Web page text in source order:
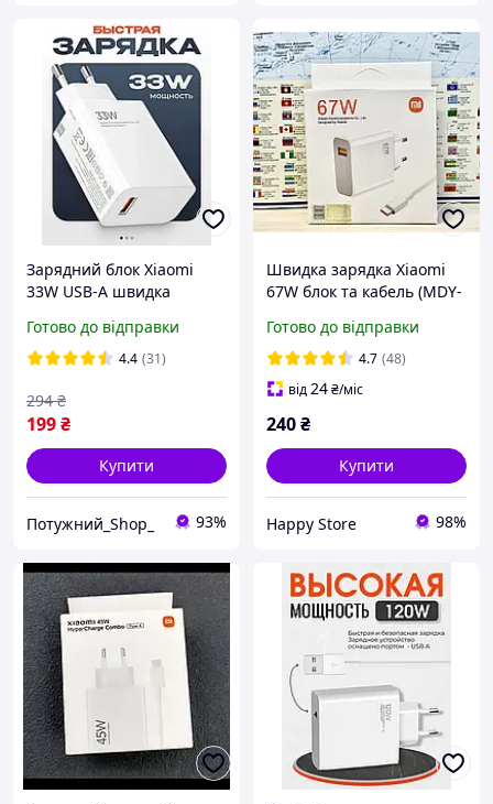
Зарядний блок Xiaomi
33W USB-A швидка
планшетів
Готово до відправки
4.4 (31)
199₴
294 ₴
Купити
Потужний_Shop_ 93%
Швидка зарядка Xiaomi
67W блок та кабель (MDY-
C 6A. Mi Turbo Charge
Готово до відправки
4.7 (48)
від24₴/міс
240₴
Купити
Happy Store 98%